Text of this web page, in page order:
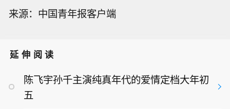
来源：中国青年报客户端
延伸阅读
陈飞宇孙千主演纯真年代的爱情定档大年初
五